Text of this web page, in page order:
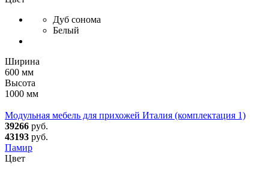
Дуб сонома
Белый
Ширина
600 мм
Высота
1000 мм
Модульная мебель для прихожей Италия (комплектация 1)
39266 руб.
43193 руб.
Памир
Цвет